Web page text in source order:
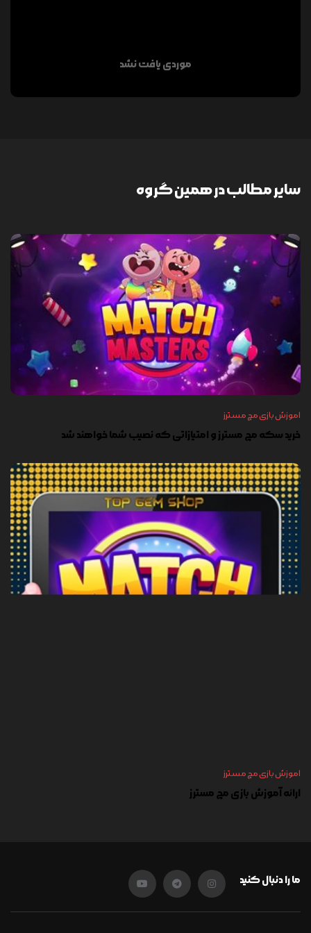
موردی یافت نشد
سایر مطالب در همین گروه
اموزش بازی مچ مسترز
خرید سکه مچ مسترز و امتیازاتی که نصیب شما خواهند شد
اموزش بازی مچ مسترز
ارائه آموزش بازی مچ مسترز
ما را دنبال کنید